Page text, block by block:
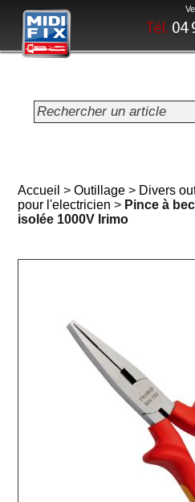
Tél. 04
Accueil >Outillage > Divers
pour l'electricien > Pince à
isolée 1000V Irimo